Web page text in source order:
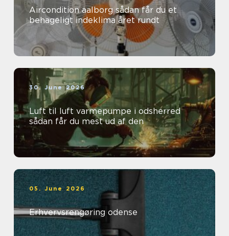
Aircondition aalborg sådan får du et
behageligt indeklima året rundt
30. June 2026
Luft til luft varmepumpe i odsherred
sådan får du mest ud af den
05. June 2026
Erhvervsrengøring odense